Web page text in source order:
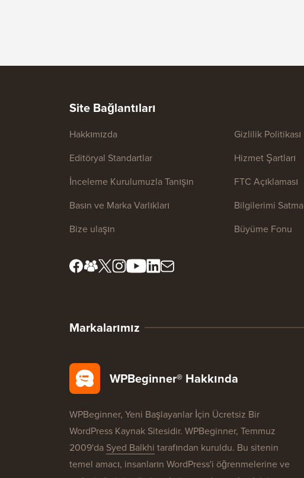
Site Bağlantıları
Hakkımızda
Editöryal Standartlar
İnceleme Kurulumuzla Tanışın
Basın ve Marka Varlıkları
Bize ulaşın
Gizlilik Politikası
Hizmet Şartları
FTC Açıklaması
Bilgilerimi Satma
Büyüme Fonu
Markalarımız
WPBeginner® Hakkında
WPBeginner, Yeni Başlayanlar İçin Ücretsiz Bir
WordPress Kaynak Sitesidir. WPBeginner, Temmuz
2009'da Syed Balkhi tarafından kuruldu. Bu sitenin
temel amacı, insanların WordPress'i öğrenmelerine ve